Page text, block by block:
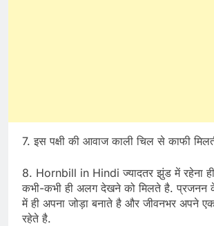
7. इस पक्षी की आवाज काली चिल से काफी
8. Hornbill in Hindi ज्यादतर झुंड में रहेना
कभी-कभी ही अलग देखने को मिलते है.
में ही अपना जोड़ा बनाते है और जीवनभर अपने
रहेते है.